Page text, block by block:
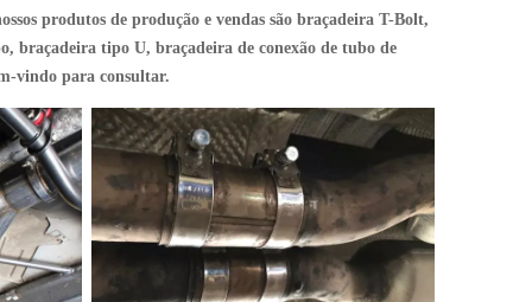
produtos de produção e vendas são braçadeira T-Bolt,
braçadeira tipo U, braçadeira de conexão de tubo de
vindo para consultar.